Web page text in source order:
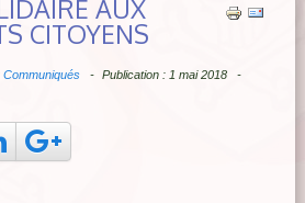
AUX
CITOYENS
Communiqués
Publication : 1 mai 2018